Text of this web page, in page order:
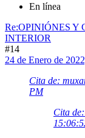
En línea
Re:OPINIÓNES Y
INTERIOR
#14
24 de Enero de
Cita de:
PM
Cita